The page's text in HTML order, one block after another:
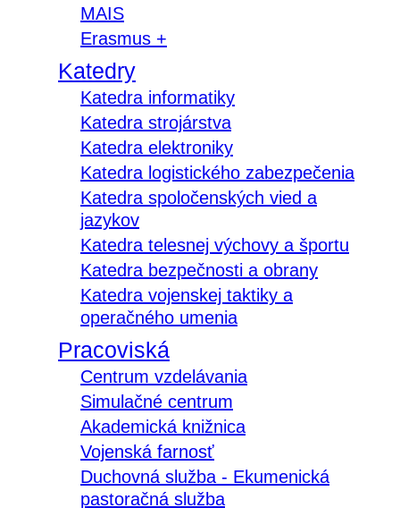
MAIS
Erasmus +
Katedry
Katedra informatiky
Katedra strojárstva
Katedra elektroniky
Katedra logistického zabezpečenia
Katedra spoločenských vied a
jazykov
Katedra telesnej výchovy a športu
Katedra bezpečnosti a obrany
Katedra vojenskej taktiky a
operačného umenia
Pracoviská
Centrum vzdelávania
Simulačné centrum
Akademická knižnica
Vojenská farnosť
Duchovná služba - Ekumenická
pastoračná služba